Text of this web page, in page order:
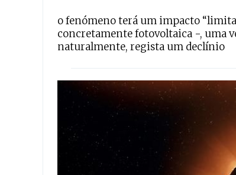
o fenómeno terá um impacto
concretamente fotovoltaica -, uma
naturalmente, regista um declínio